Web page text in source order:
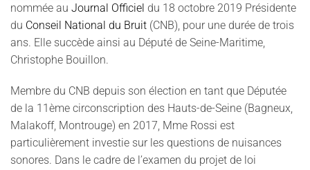
nommée au Journal Officiel du 18 octobre 2019 Présidente
du Conseil National du Bruit (CNB), pour une durée de trois
ans. Elle succède ainsi au Député de Seine-Maritime,
Christophe Bouillon.
Membre du CNB depuis son élection en tant que Députée
de la 11ème circonscription des Hauts-de-Seine (Bagneux,
Malakoff, Montrouge) en 2017, Mme Rossi est
particulièrement investie sur les questions de nuisances
sonores. Dans le cadre de l’examen du projet de loi